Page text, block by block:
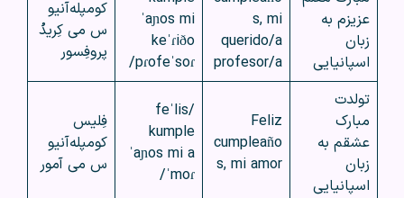
عزیزم به
زبان
اسپانیایی
s, mi
querido/a
profesor/a
ˈaɲos mi
keˈɾiðo
pɾofeˈsoɾ/
کومپله‌آنیو
س می کِریدُ
پروفِسور
تولدت
مبارک
عشقم به
زبان
اسپانیایی
Feliz
cumpleaño
s, mi amor
/feˈlis
kumple
ˈaɲos mi a
ˈmoɾ/
فِلیس
کومپله‌آنیو
س می آمور